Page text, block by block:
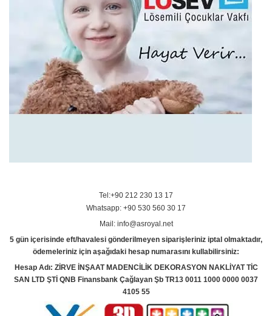
Tel:+90 212 230 13 17
Whatsapp: +90 530 560 30 17
Mail: info@asroyal.net
5 gün içerisinde eft/havalesi gönderilmeyen siparişleriniz iptal olmaktadır,
ödemeleriniz için aşağıdaki hesap numarasını kullabilirsiniz:
Hesap Adı: ZİRVE İNŞAAT MADENCİLİK DEKORASYON NAKLİYAT TİC
SAN LTD ŞTİ QNB Finansbank Çağlayan Şb TR13 0011 1000 0000 0037
4105 55